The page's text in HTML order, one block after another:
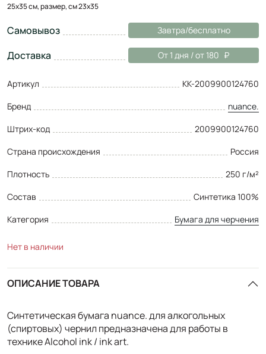
25х35 см, размер, см 23x35
Самовывоз Завтра/бесплатно
Доставка От 1 дня / от 180
Артикул
КК-2009900124760
Бренд
nuance.
Штрих-код
2009900124760
Страна происхождения
Россия
Плотность
250 г/м²
Состав
Синтетика 100%
Категория
Бумага для черчения
Нет в наличии
ОПИСАНИЕ ТОВАРА
Синтетическая бумага nuance. для алкогольных
(спиртовых) чернил предназначена для работы в
технике Alcohol ink / ink art.